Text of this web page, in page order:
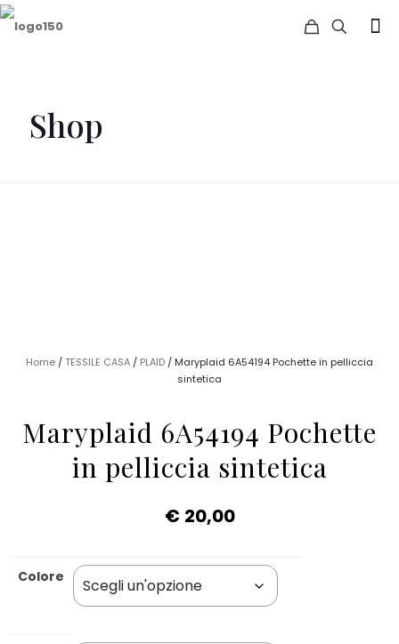
Shop
Home / TESSILE CASA / PLAID / Maryplaid 6A54194 Pochette in pelliccia
sintetica
Maryplaid 6A54194 Pochette
in pelliccia sintetica
€ 20,00
Colore